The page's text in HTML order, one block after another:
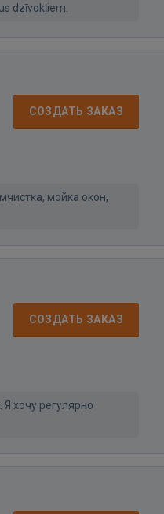
dzīvokļiem.
СОЗДАТЬ ЗАКАЗ
мойка окон,
СОЗДАТЬ ЗАКАЗ
хочу регулярно